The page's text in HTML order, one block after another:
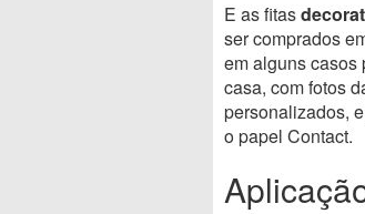
E as fitas
ser comprados
em alguns casos
casa, com fotos
personalizados,
o papel Contact.